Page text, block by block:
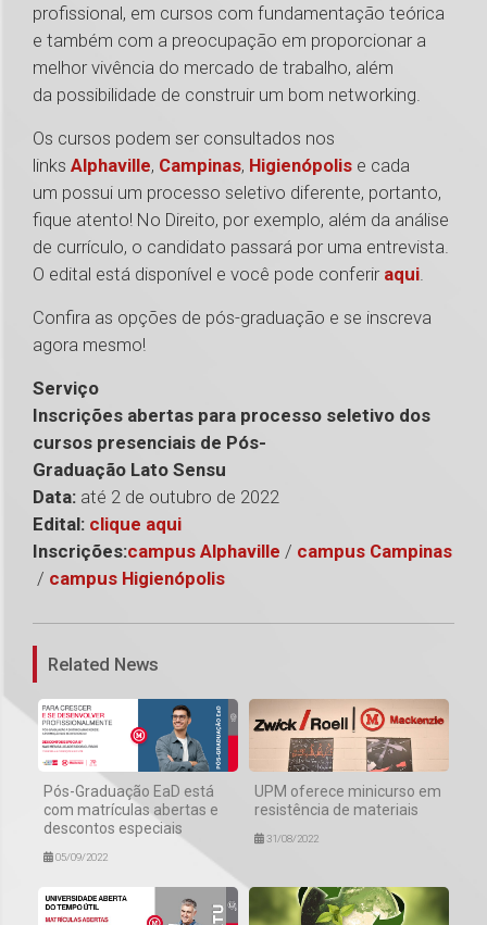
profissional, em cursos com fundamentação teórica
e também com a preocupação em proporcionar a
melhor vivência do mercado de trabalho, além
da possibilidade de construir um bom networking.
Os cursos podem ser consultados nos
links Alphaville, Campinas, Higienópolis e cada
um possui um processo seletivo diferente, portanto,
fique atento! No Direito, por exemplo, além da análise
de currículo, o candidato passará por uma entrevista.
O edital está disponível e você pode conferir aqui.
Confira as opções de pós-graduação e se inscreva
agora mesmo!
Serviço
Inscrições abertas para processo seletivo dos
cursos presenciais de Pós-
Graduação Lato Sensu
Data: até 2 de outubro de 2022
Edital: clique aqui
Inscrições:campus Alphaville / campus Campinas
/ campus Higienópolis
Related News
Pós-Graduação EaD está
com matrículas abertas e
descontos especiais
05/09/2022
UPM oferece minicurso em
resistência de materiais
31/08/2022